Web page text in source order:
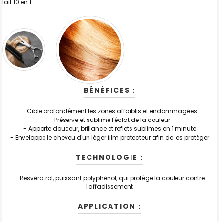
lait 10 en 1.
BÉNÉFICES :
- Cible profondément les zones affaiblis et endommagées
- Préserve et sublime l'éclat de la couleur
- Apporte douceur, brillance et reflets sublimes en 1 minute
- Enveloppe le cheveu d'un léger film protecteur afin de les protéger
TECHNOLOGIE :
- Resvératrol, puissant polyphénol, qui protège la couleur contre
l'affadissement
APPLICATION :